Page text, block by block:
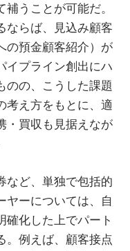
うことが可能だ。
ならば、見込み顧客
の預金顧客紹介）が
イプライン創出にハ
のの、こうした課題
考え方をもとに、適
・買収も見据えなが
など、単独で包括的
ヤーについては、自
確化した上でパート
。例えば、顧客接点